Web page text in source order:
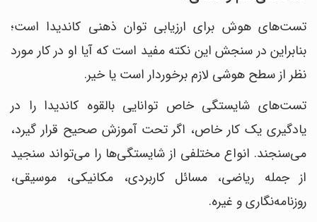
تست‌های هوش برای ارزیابی توان ذهنی کاندیدا است؛
بنابراین در سنجش این نکته مفید است که آیا او در کار مورد
نظر از سطح هوشی لازم برخوردار است یا خیر.
تست‌های شایستگی خاص توانایی بالقوه کاندیدا را در
یادگیری یک کار خاص، اگر تحت آموزش صحیح قرار گیرد،
می‌سنجند. انواع مختلفی از شایستگی‌ها را می‌تواند سنجید
از جمله ریاضی، مسائل کاربردی، مکانیکی، موسیقی،
روزنامه‎‌نگاری و غیره.